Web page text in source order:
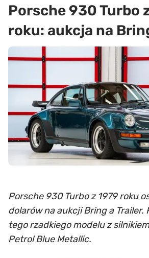
Porsche 930 Turbo
roku: aukcja na
Porsche 930 Turbo z 1979 roku
dolarów na aukcji Bring a Trailer.
tego rzadkiego modelu z
Petrol Blue Metallic.